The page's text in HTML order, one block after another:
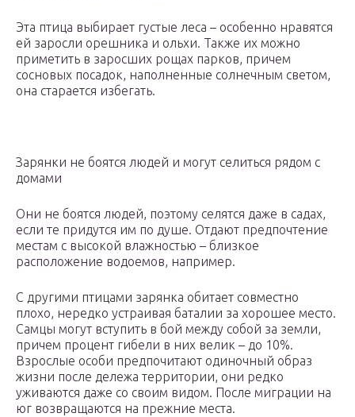
Эта птица выбирает густые леса – особенно нравятся
ей заросли орешника и ольхи. Также их можно
приметить в заросших рощах парков, причем
сосновых посадок, наполненные солнечным светом,
она старается избегать.
Зарянки не боятся людей и могут селиться рядом с
домами
Они не боятся людей, поэтому селятся даже в садах,
если те придутся им по душе. Отдают предпочтение
местам с высокой влажностью – близкое
расположение водоемов, например.
С другими птицами зарянка обитает совместно
плохо, нередко устраивая баталии за хорошее место.
Самцы могут вступить в бой между собой за земли,
причем процент гибели в них велик – до 10%.
Взрослые особи предпочитают одиночный образ
жизни после дележа территории, они редко
уживаются даже со своим видом. После миграции на
юг возвращаются на прежние места.